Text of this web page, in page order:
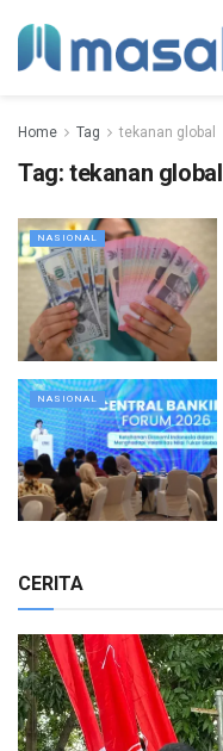
Home Tag tekanan global
Tag: tekanan global
NASIONAL
NASIONAL
CERITA